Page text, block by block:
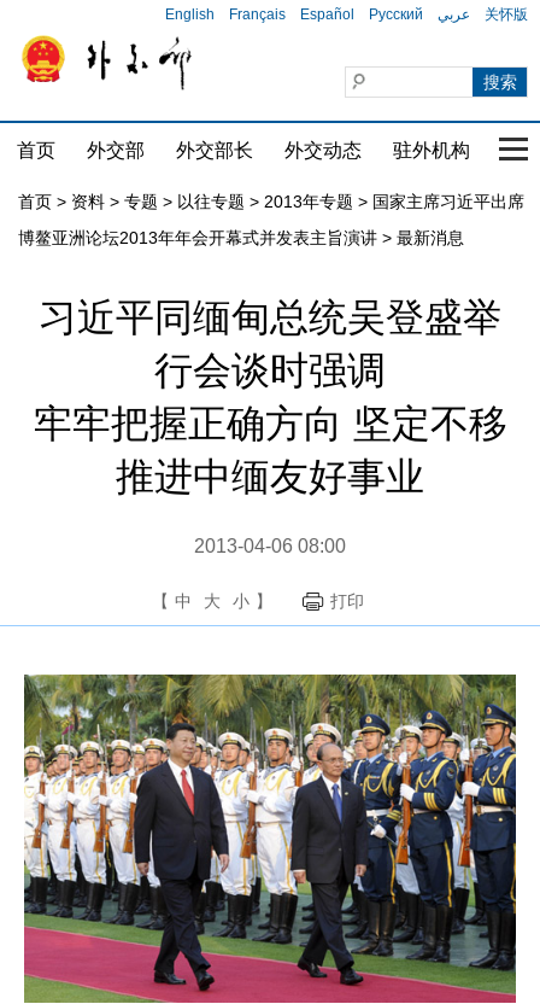
English Français Español Русский عربي 关怀版
首页 外交部 外交部长 外交动态 驻外机构 国
首页 > 资料 > 专题 > 以往专题 > 2013年专题 > 国家主席习近平出席
博鳌亚洲论坛2013年年会开幕式并发表主旨演讲 > 最新消息
习近平同缅甸总统吴登盛举
行会谈时强调
牢牢把握正确方向 坚定不移
推进中缅友好事业
2013-04-06 08:00
【 中 大 小 】 打印